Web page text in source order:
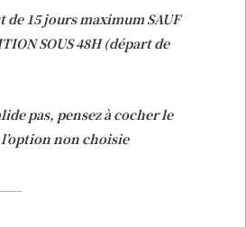
15 jours maximum SAUF
SOUS 48H (départ de
pas, pensez à cocher le
non choisie